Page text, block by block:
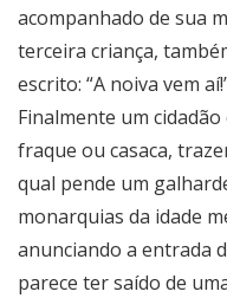
acompanhado de sua
terceira criança,
escrito: “A noiva vem
Finalmente um
fraque ou casaca,
qual pende um
monarquias da idade
anunciando a entrada
parece ter saído de